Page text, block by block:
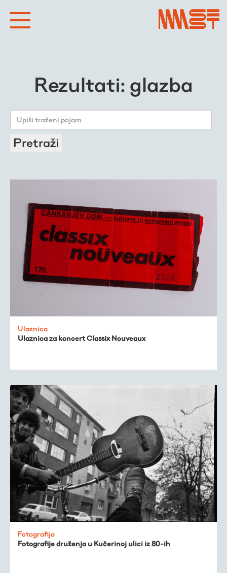
Rezultati: glazba
Pretraži
Ulaznica
Ulaznica za koncert Classix Nouveaux
Fotografija
Fotografije druženja u Kučerinoj ulici iz 80-ih